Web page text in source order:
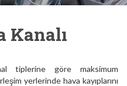
Kanalı
tiplerine göre maksimum
yerlerinde hava kayıplarını